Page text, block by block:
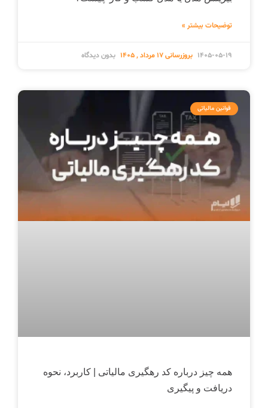
توضیحات بیشتر »
1405-05-19 بدون دیدگاه
قوانین مالیاتی
همه چیز درباره کد رهگیری مالیاتی | کاربرد، نحوه
دریافت و پیگیری